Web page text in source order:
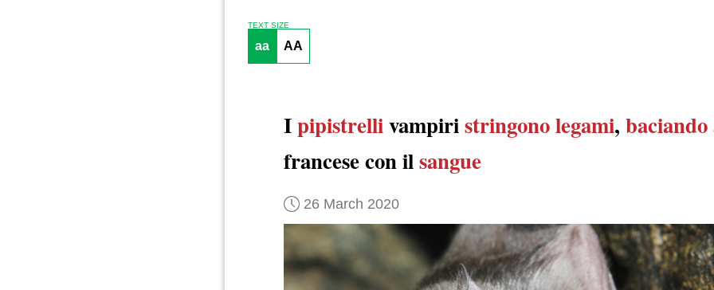
TEXT SIZE
aa AA
Ipipistrellivampiristringono legami, baciando
francese con ilsangue
26 March 2020